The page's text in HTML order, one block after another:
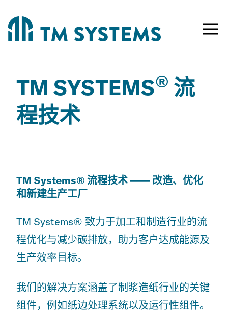
Toggle
TM SYSTEMS® 流
程技术
TM Systems® 流程技术 —— 改造、优化
和新建生产工厂
TM Systems® 致力于加工和制造行业的流
程优化与减少碳排放，助力客户达成能源及
生产效率目标。
我们的解决方案涵盖了制浆造纸行业的关键
组件，例如纸边处理系统以及运行性组件。